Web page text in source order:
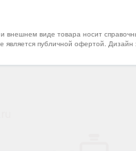
внешнем виде товара носит
публичной офертой. Дизайн